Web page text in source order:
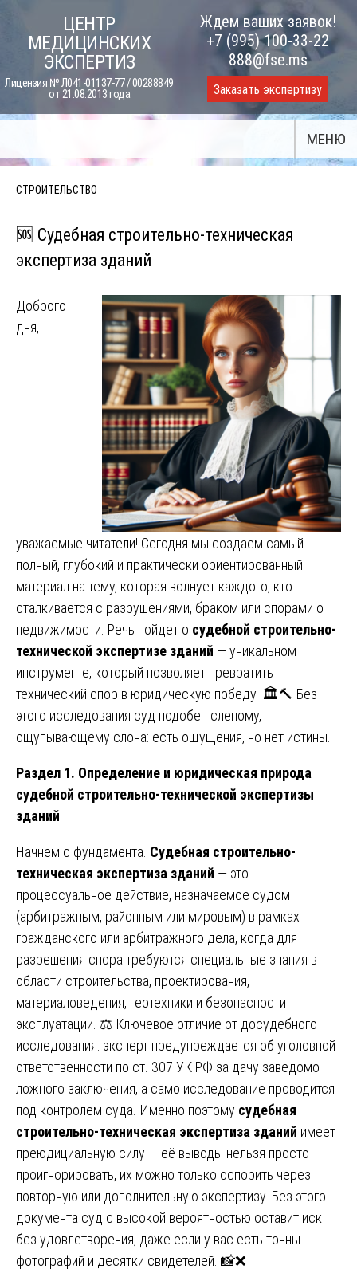
content
ЦЕНТР
МЕДИЦИНСКИХ
ЭКСПЕРТИЗ
Лицензия № Л041-01137-77 / 00288849
от 21.08.2013 года
Ждем ваших заявок!
+7 (995) 100-33-22
888@fse.ms
Заказать экспертизу
МЕНЮ
СТРОИТЕЛЬСТВО
🆘 Судебная строительно-техническая
экспертиза зданий
Доброго
дня,
уважаемые читатели! Сегодня мы создаем самый
полный, глубокий и практически ориентированный
материал на тему, которая волнует каждого, кто
сталкивается с разрушениями, браком или спорами о
недвижимости. Речь пойдет о судебной строительно-
технической экспертизе зданий — уникальном
инструменте, который позволяет превратить
технический спор в юридическую победу. 🏛️🔨 Без
этого исследования суд подобен слепому,
ощупывающему слона: есть ощущения, но нет истины.
Раздел 1. Определение и юридическая природа
судебной строительно-технической экспертизы
зданий
Начнем с фундамента. Судебная строительно-
техническая экспертиза зданий — это
процессуальное действие, назначаемое судом
(арбитражным, районным или мировым) в рамках
гражданского или арбитражного дела, когда для
разрешения спора требуются специальные знания в
области строительства, проектирования,
материаловедения, геотехники и безопасности
эксплуатации. ⚖️ Ключевое отличие от досудебного
исследования: эксперт предупреждается об уголовной
ответственности по ст. 307 УК РФ за дачу заведомо
ложного заключения, а само исследование проводится
под контролем суда. Именно поэтому судебная
строительно-техническая экспертиза зданий имеет
преюдициальную силу — её выводы нельзя просто
проигнорировать, их можно только оспорить через
повторную или дополнительную экспертизу. Без этого
документа суд с высокой вероятностью оставит иск
без удовлетворения, даже если у вас есть тонны
фотографий и десятки свидетелей. 📸❌